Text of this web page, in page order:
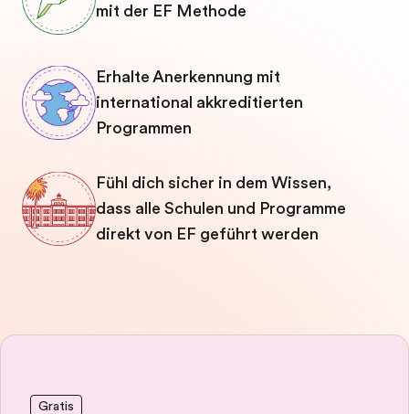
mit der EF Methode
Erhalte Anerkennung mit
international akkreditierten
Programmen
Fühl dich sicher in dem Wissen,
dass alle Schulen und Programme
direkt von EF geführt werden
Gratis